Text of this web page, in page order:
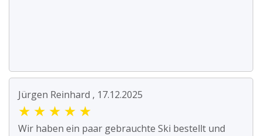
Jürgen Reinhard , 17.12.2025
★ ★ ★ ★ ★
Wir haben ein paar gebrauchte Ski bestellt und